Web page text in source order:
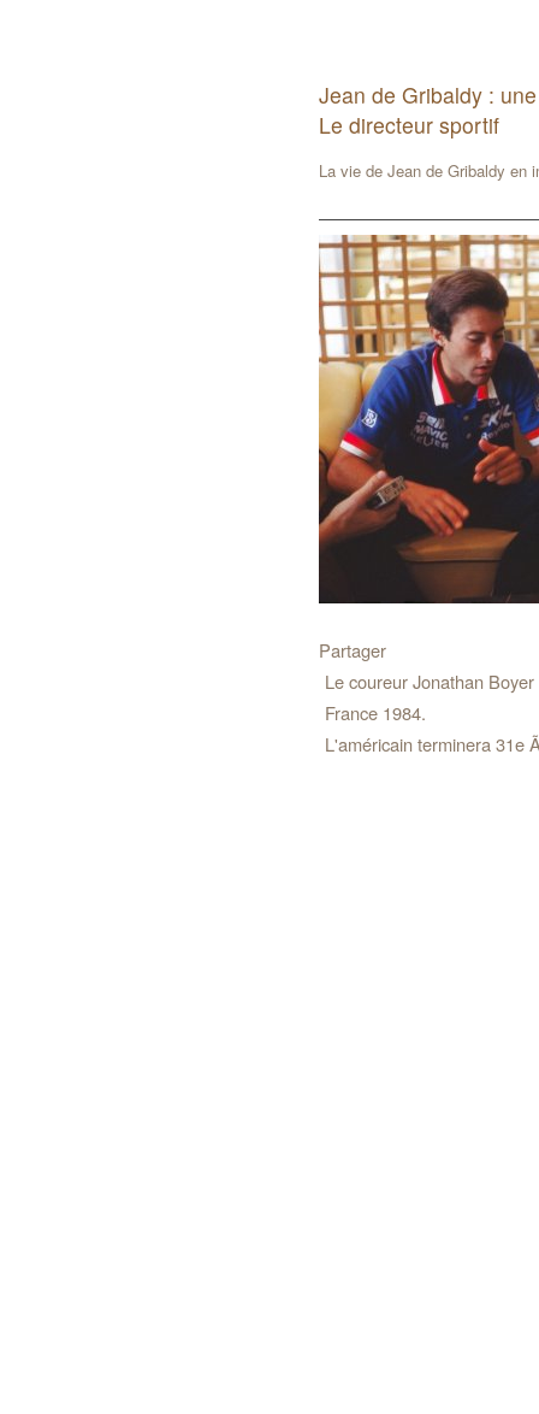
Jean de Gribaldy :
Le directeur sportif
La vie de Jean de Gribaldy en
Partager
Le coureur Jonathan
France 1984.
L'américain terminera 31e